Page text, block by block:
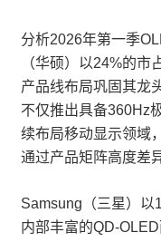
分析2026年第一季
（华硕）以24%的
产品线布局巩固其龙
不仅推出具备360Hz
续布局移动显示领域
通过产品矩阵高度差
Samsung（三星）以
内部丰富的QD-